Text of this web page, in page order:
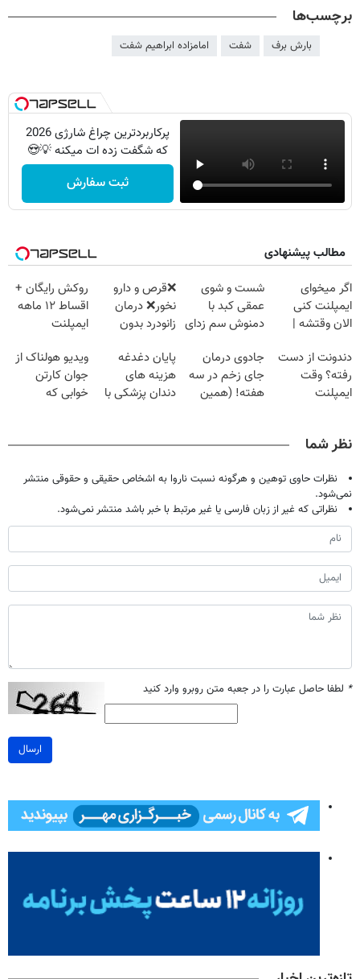
برچسب‌ها
بارش برف شفت امامزاده ابراهیم شفت
پرکاربردترین چراغ شارژی 2026
که شگفت زده ات میکنه 💡😍
ثبت سفارش
مطالب پیشنهادی
اگر میخوای
ایمپلنت کنی
الان وقتشه |
میلیون تومان!!!
شست و شوی
عمقی کبد با
دمنوش سم زدای
❌قرص‌ و دارو
نخور❌ درمان
زانودرد بدون
روکش رایگان +
اقساط ۱۲ ماهه
ایمپلنت
دندونت از دست
رفته؟ وقت
ایمپلنت
جادوی درمان
جای زخم در سه
هفته! (همین
پایان دغدغه
هزینه های
دندان پزشکی با
ویدیو هولناک از
جوان کارتن
خوابی که
نظر شما
نظرات حاوی توهین و هرگونه نسبت ناروا به اشخاص حقیقی و حقوقی منتشر
نمی‌شود.
نظراتی که غیر از زبان فارسی یا غیر مرتبط با خبر باشد منتشر نمی‌شود.
* لطفا حاصل عبارت را در جعبه متن روبرو وارد کنید
ارسال